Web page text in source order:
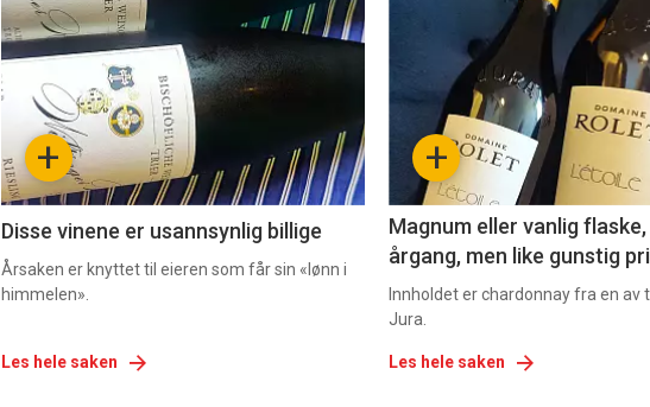
akkurat
nå
2 +
Disse vinene er usannsynlig billige
Årsaken er knyttet til eieren som får sin «lønn i
himmelen».
Les hele saken
akkurat
nå
+
Magnum eller vanlig
årgang, men like gunstig
Innholdet er chardonnay fra en av
Jura.
Les hele saken